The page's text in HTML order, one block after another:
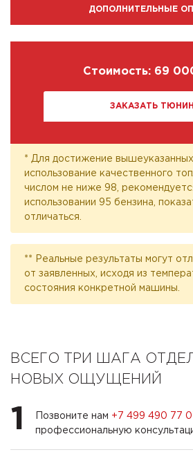
ДОПОЛНИТЕЛЬНЫЕ
Стоимость: 69
ЗАКАЗАТЬ
* Для достижение
использование качественного
числом не ниже 98,
использовании 95 бензина,
отличаться.
** Реальные результаты могут
от заявленных, исходя из
состояния конкретной машины.
ВСЕГО ТРИ ШАГА
НОВЫХ ОЩУЩЕНИЙ
1 Позвоните нам +7 499 490 77
профессиональную